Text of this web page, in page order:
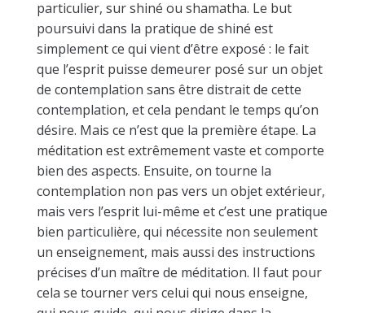
particulier, sur shiné ou shamatha. Le but
poursuivi dans la pratique de shiné est
simplement ce qui vient d’être exposé : le fait
que l’esprit puisse demeurer posé sur un objet
de contemplation sans être distrait de cette
contemplation, et cela pendant le temps qu’on
désire. Mais ce n’est que la première étape. La
méditation est extrêmement vaste et comporte
bien des aspects. Ensuite, on tourne la
contemplation non pas vers un objet extérieur,
mais vers l’esprit lui-même et c’est une pratique
bien particulière, qui nécessite non seulement
un enseignement, mais aussi des instructions
précises d’un maître de méditation. Il faut pour
cela se tourner vers celui qui nous enseigne,